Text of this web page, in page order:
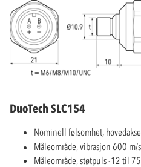
DuoTech SLC154
Nominell følsomhet,
Måleområde, vibrasjon 600 m/s
Måleområde, støtpuls -12 til